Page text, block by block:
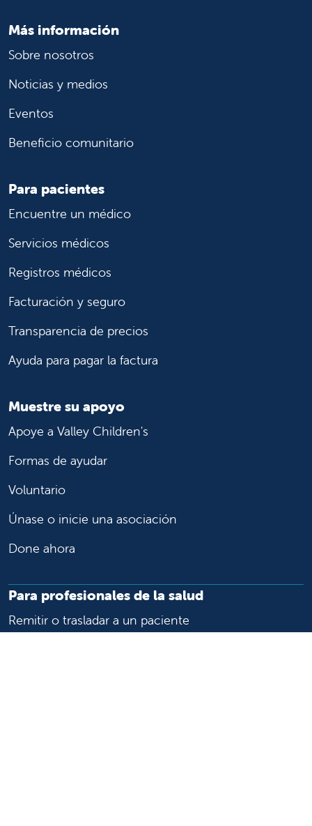
Más información
Sobre nosotros
Noticias y medios
Eventos
Beneficio comunitario
Para pacientes
Encuentre un médico
Servicios médicos
Registros médicos
Facturación y seguro
Transparencia de precios
Ayuda para pagar la factura
Muestre su apoyo
Apoye a Valley Children's
Formas de ayudar
Voluntario
Únase o inicie una asociación
Done ahora
Para profesionales de la salud
Remitir o trasladar a un paciente